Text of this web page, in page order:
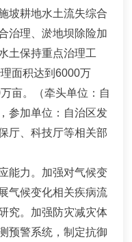
坡耕地水土流失综合
治理、淤地坝除险加
土保持重点治理工
面积达到6000万
万亩。
（牵头单位：自
参加单位：自治区发
厅、科技厅等相关部
能力。 加强对气候变
气候变化相关疾病流
究。加强防灾减灾体
预警系统，制定抗御